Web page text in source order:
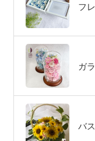
フ
ガ
バ